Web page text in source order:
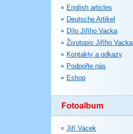
English articles
Deutsche Artikel
Dílo Jiřího Vacka
Životopis Jiřího Vacka
Kontakty a odkazy
Podpořte nás
Eshop
Fotoalbum
Jiří Vacek